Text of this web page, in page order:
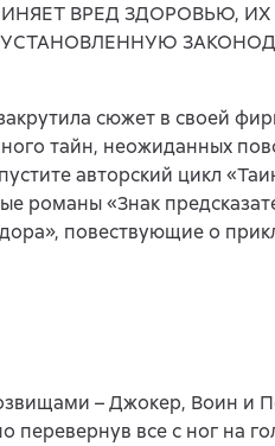
ВРЕД ЗДОРОВЬЮ,
сюжет в своей
тайн, неожиданных
авторский цикл
романы «Знак
повествующие о
– Джокер, Воин и
перевернув все с ног на